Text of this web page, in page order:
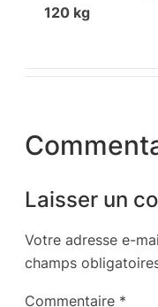
120 kg
Laisser un
Votre adresse e-
champs
Commentaire *